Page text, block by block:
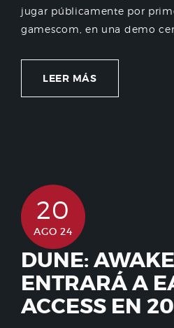
jugar públicamente por
gamescom, en una demo
LEER MÁS
20
AGO 24
DUNE:
ENTRARÁ A
ACCESS EN